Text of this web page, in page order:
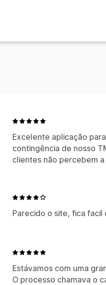
Excelente aplicação
contingência de nosso
clientes não percebem
Parecido o site, fica facil
Estávamos com uma
O processo chamava o